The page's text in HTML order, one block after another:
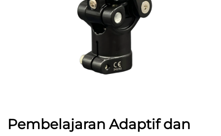
Pembelajaran Adaptif dan